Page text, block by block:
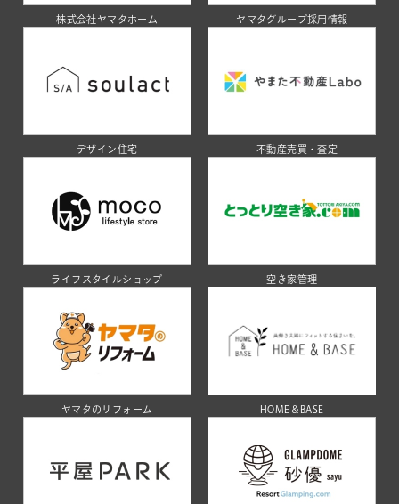
株式会社ヤマタホーム ヤマタグループ採用情報
デザイン住宅 不動産売買・査定
ライフスタイルショップ 空き家管理
ヤマタのリフォーム HOME＆BASE